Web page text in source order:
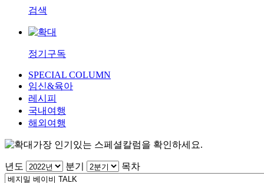
검색
정기구독
SPECIAL COLUMN
임신&육아
레시피
국내여행
해외여행
가장 인기있는 스페셜칼럼을 확인하세요.
년도 분기 목차